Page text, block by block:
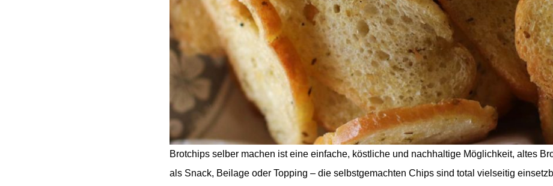
Brotchips selber machen ist eine einfache, köstliche und nachhaltige Möglichkeit, altes
als Snack, Beilage oder Topping – die selbstgemachten Chips sind total vielseitig